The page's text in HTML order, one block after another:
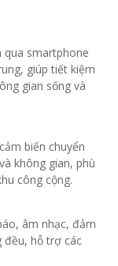
qua smartphone
giúp tiết kiệm
gian sống và
biến chuyển
không gian, phù
công cộng.
âm nhạc, đảm
đều, hỗ trợ các